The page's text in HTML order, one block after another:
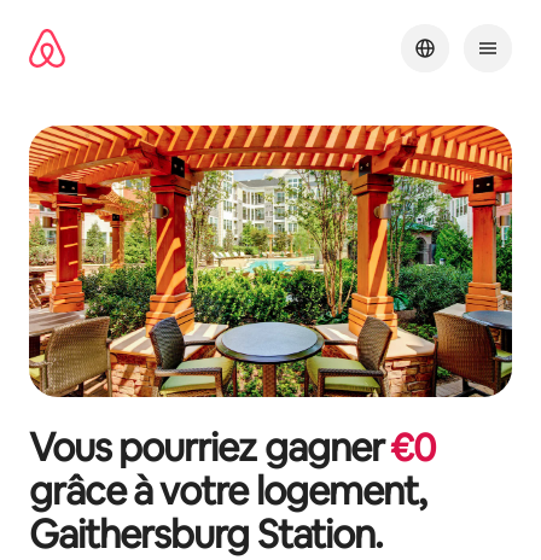
directement
Vous pourriez gagner€0
grâce à votre logement,
Gaithersburg Station.